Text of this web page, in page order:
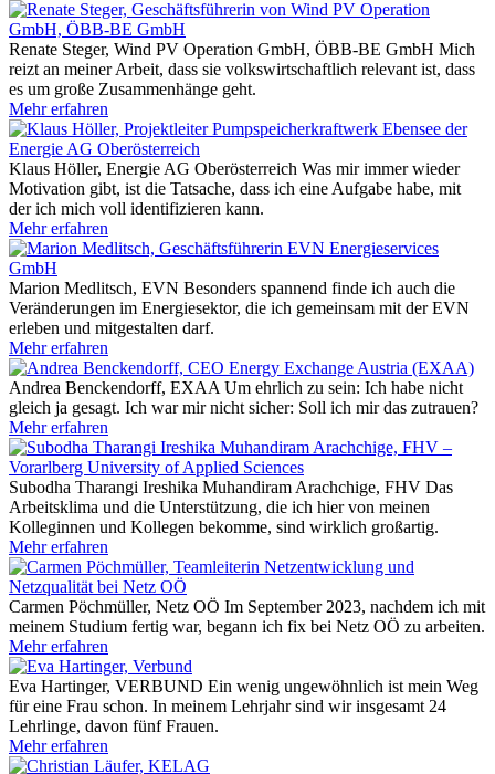
Renate Steger, Wind PV Operation GmbH, ÖBB-BE GmbH Mich
reizt an meiner Arbeit, dass sie volkswirtschaftlich relevant ist, dass
es um große Zusammenhänge geht.
Mehr erfahren
Klaus Höller, Energie AG Oberösterreich Was mir immer wieder
Motivation gibt, ist die Tatsache, dass ich eine Aufgabe habe, mit
der ich mich voll identifizieren kann.
Mehr erfahren
Marion Medlitsch, EVN Besonders spannend finde ich auch die
Veränderungen im Energiesektor, die ich gemeinsam mit der EVN
erleben und mitgestalten darf.
Mehr erfahren
Andrea Benckendorff, EXAA Um ehrlich zu sein: Ich habe nicht
gleich ja gesagt. Ich war mir nicht sicher: Soll ich mir das zutrauen?
Mehr erfahren
Subodha Tharangi Ireshika Muhandiram Arachchige, FHV Das
Arbeitsklima und die Unterstützung, die ich hier von meinen
Kolleginnen und Kollegen bekomme, sind wirklich großartig.
Mehr erfahren
Carmen Pöchmüller, Netz OÖ Im September 2023, nachdem ich mit
meinem Studium fertig war, begann ich fix bei Netz OÖ zu arbeiten.
Mehr erfahren
Eva Hartinger, VERBUND Ein wenig ungewöhnlich ist mein Weg
für eine Frau schon. In meinem Lehrjahr sind wir insgesamt 24
Lehrlinge, davon fünf Frauen.
Mehr erfahren